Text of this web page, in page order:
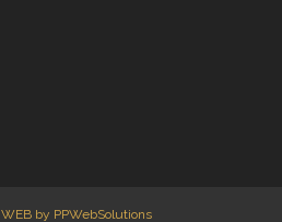
WEB by PPWebSolutions